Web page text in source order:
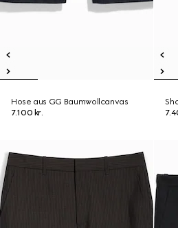
Hose aus GG Baumwollcanvas
7.100 kr.